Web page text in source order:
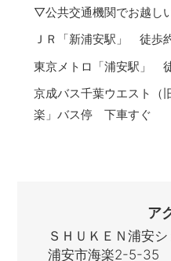
▽公共交通機関でお越し
ＪＲ「新浦安駅」 徒歩
東京メトロ「浦安駅」
京成バス千葉ウエスト（
楽」バス停 下車すぐ
ア
ＳＨＵＫＥＮ浦
浦安市海楽2-5-35